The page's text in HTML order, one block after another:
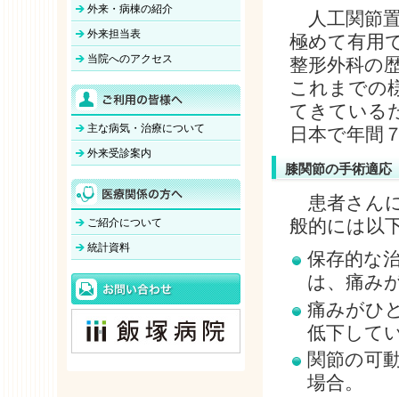
外来・病棟の紹介
外来担当表
当院へのアクセス
主な病気・治療について
外来受診案内
ご紹介について
統計資料
人工関節
極めて有用
整形外科の
これまでの
てきている
日本で年間
膝関節の手術適応
患者さん
般的には以
保存的な
は、痛み
痛みがひ
低下して
関節の可
場合。